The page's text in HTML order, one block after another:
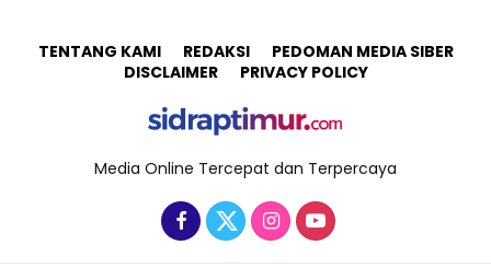
TENTANG KAMI REDAKSI
PEDOMAN MEDIA SIBER
DISCLAIMER
PRIVACY POLICY
Media Online Tercepat dan Terpercaya